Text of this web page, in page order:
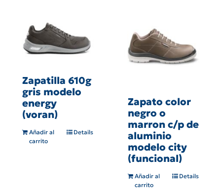
Zapatilla 610g
gris modelo
energy
(voran)
Añadir al
carrito
Details
Zapato color
negro o
marron c/p de
aluminio
modelo city
(funcional)
Añadir al
carrito
Details